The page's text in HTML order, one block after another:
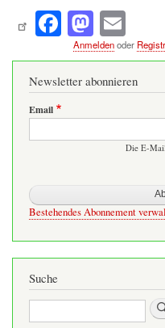
Fa
ce
bo
ok
M
as
to
do
n
m
ail
Anmeldenoder
Newsletter abonnieren
Email
Die E-
Bestehendes Abonnement
Suche
Suche